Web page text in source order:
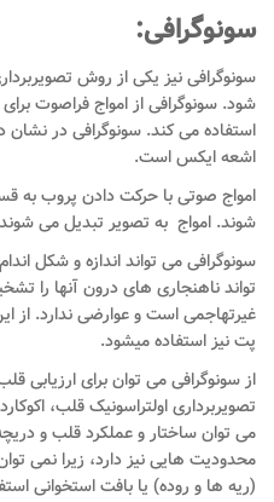
سونوگرافی:
سونوگرافی نیز یکی از روش
شود. سونوگرافی از امواج فراصوت
استفاده می کند. سونوگرافی در نشان
اشعه ایکس است.
امواج صوتی با حرکت دادن پروب
شوند. امواج به تصویر تبدیل می
سونوگرافی می تواند اندازه و شکل
تواند ناهنجاری های درون آنها را
غیرتهاجمی است و عوارضی ندارد. از
پت نیز استفاده میشود.
از سونوگرافی می توان برای ارزیابی
تصویربرداری اولتراسونیک قلب،
می توان ساختار و عملکرد قلب و
محدودیت هایی نیز دارد، زیرا نمی
(ریه ها و روده) یا بافت استخوانی